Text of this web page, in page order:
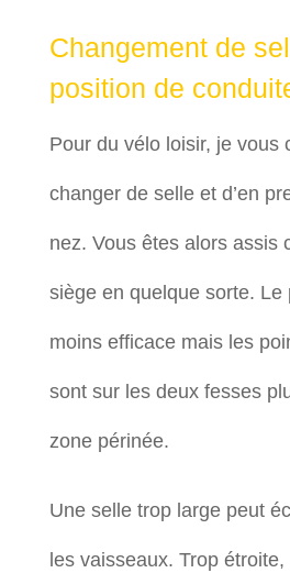
Changement de
position de
Pour du vélo loisir, je vous
changer de selle et d’en
nez. Vous êtes alors assis
siège en quelque sorte. Le
moins efficace mais les
sont sur les deux fesses
zone périnée.
Une selle trop large peut
les vaisseaux. Trop